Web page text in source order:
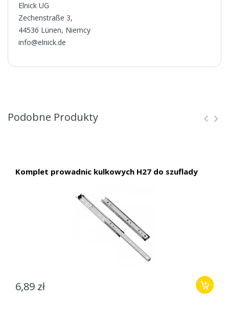
Elnick UG
Zechenstraße 3,
44536 Lünen, Niemcy
info@elnick.de
Podobne Produkty
Komplet prowadnic kulkowych H27 do szuflady
6,89 zł